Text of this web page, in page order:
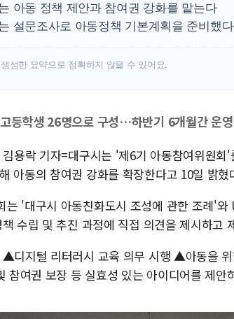
아동 정책 제안과 참여권 강화를 맡는다
설문조사로 아동정책 기본계획을 준비했다
성한 요약으로 정확하지 않을 수 있어요.
등학생 26명으로 구성…하반기 6개월간 운영
용락 기자=대구시는 '제6기 아동참여위원
아동의 참여권 강화를 확장한다고 10일 밝혔
는 '대구시 아동친화도시 조성에 관한 조례'
수립 및 추진 과정에 직접 의견을 제시하고
▲디지털 리터러시 교육 의무 시행 ▲아동을
참여권 보장 등 실효성 있는 아이디어를 제안